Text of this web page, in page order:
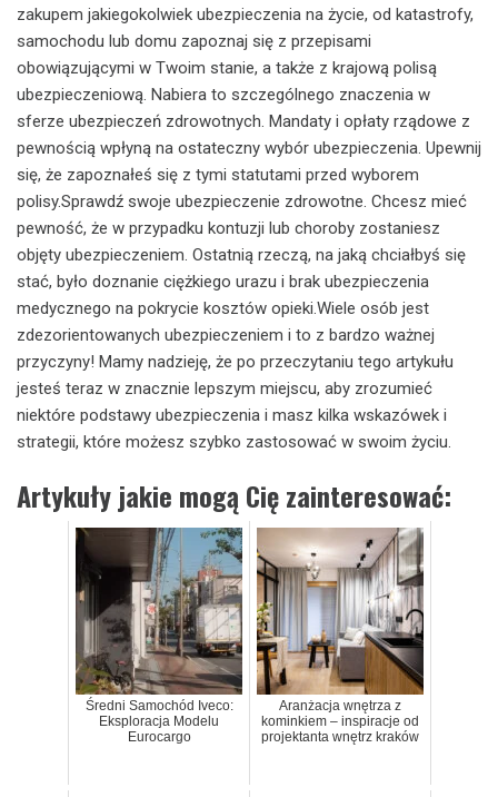
zakupem jakiegokolwiek ubezpieczenia na życie, od katastrofy,
samochodu lub domu zapoznaj się z przepisami
obowiązującymi w Twoim stanie, a także z krajową polisą
ubezpieczeniową. Nabiera to szczególnego znaczenia w
sferze ubezpieczeń zdrowotnych. Mandaty i opłaty rządowe z
pewnością wpłyną na ostateczny wybór ubezpieczenia. Upewnij
się, że zapoznałeś się z tymi statutami przed wyborem
polisy.Sprawdź swoje ubezpieczenie zdrowotne. Chcesz mieć
pewność, że w przypadku kontuzji lub choroby zostaniesz
objęty ubezpieczeniem. Ostatnią rzeczą, na jaką chciałbyś się
stać, było doznanie ciężkiego urazu i brak ubezpieczenia
medycznego na pokrycie kosztów opieki.Wiele osób jest
zdezorientowanych ubezpieczeniem i to z bardzo ważnej
przyczyny! Mamy nadzieję, że po przeczytaniu tego artykułu
jesteś teraz w znacznie lepszym miejscu, aby zrozumieć
niektóre podstawy ubezpieczenia i masz kilka wskazówek i
strategii, które możesz szybko zastosować w swoim życiu.
Artykuły jakie mogą Cię zainteresować:
Średni Samochód Iveco:
Eksploracja Modelu
Eurocargo
Aranżacja wnętrza z
kominkiem – inspiracje od
projektanta wnętrz kraków